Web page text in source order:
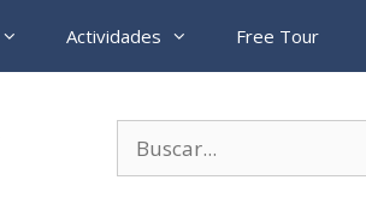
Actividades Free Tour